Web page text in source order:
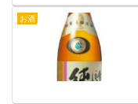
お酒